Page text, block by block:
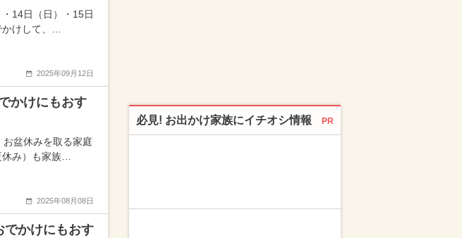
14日（日）・15日
けして、…
2025年09月12日
かけにもおす
盆休みを取る家庭
み）も家族…
2025年08月08日
でかけにもおす
必見! お出かけ家族にイチオシ情報 PR